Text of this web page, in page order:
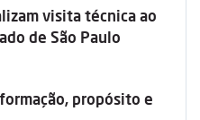
visita técnica ao
de São Paulo
propósito e